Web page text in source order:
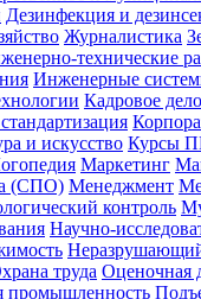
Дезинфекция и
Журналистика
технические
Инженерные
Кадровое
и искусство Курсы
Маркетинг
(СПО) Менеджмент
контроль
Научно-
труда Оценочная
промышленность